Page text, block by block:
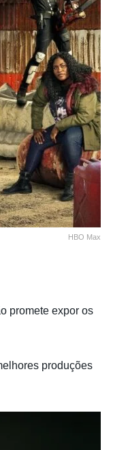
HBO Max
promete expor os
produções